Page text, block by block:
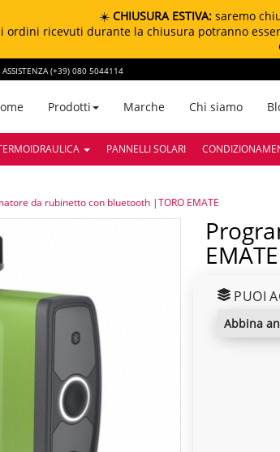
☀️ CHIUSURA ESTIVA: saremo
ordini ricevuti durante la chiusura potranno
ASSISTENZA (+39) 080 5044114
Prodotti Marche Chi siamo
PANNELLI SOLARI
da rubinetto con bluetooth |TORO EMATE
Programmatore Da Rubinetto Con Bluetooth |TORO
EMATE
PUOI
abbina